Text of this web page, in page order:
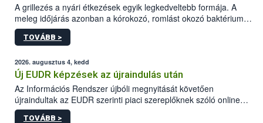
A grillezés a nyári étkezések egyik legkedveltebb formája. A
meleg időjárás azonban a kórokozó, romlást okozó baktériumok
gyorsabb szaporodásának is kedvez. A szabadtéri sütögetés
ezért nem csupán a megfelelő sütési technikáról szól: legalább
higiéniai szabályok betartása, a megfelelő hőkezelés, valamint a
maradékok szakszerű tárolása. A Nemzeti Élelmiszerlánc-
biztonsági Hivatal (Nébih) Oktatási Programja összegyűjtötte a
biztonságos grillezés legfontosabb tudnivalóit.
TOVÁBB >
2026. augusztus 4, kedd
Új EUDR képzések az újraindulás után
Az Információs Rendszer újbóli megnyitását követően
újraindultak az EUDR szerinti piaci szereplőknek szóló online
képzések.
TOVÁBB >